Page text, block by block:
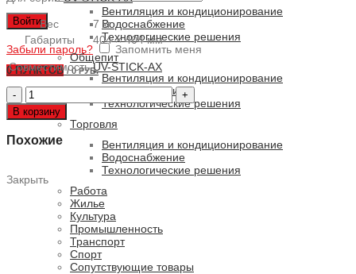
Войти
Забыли пароль? Запомнить меня
0ПУНКТОВ / 0 РУБ.
Вентиляция и кондиционирование
Водоснабжение
Технологические решения
Общепит
Вентиляция и кондиционирование
Водоснабжение
Технологические решения
Торговля
Вентиляция и кондиционирование
Водоснабжение
Технологические решения
Работа
Жилье
Культура
Промышленность
Транспорт
Спорт
Сопутствующие товары
Вес
7 кг
Габариты
404 × 404 мм
Совместимость UV-STICK-AX
Количество
товара
UV-
STICK-
AX/...
В корзину
Похожие
Закрыть